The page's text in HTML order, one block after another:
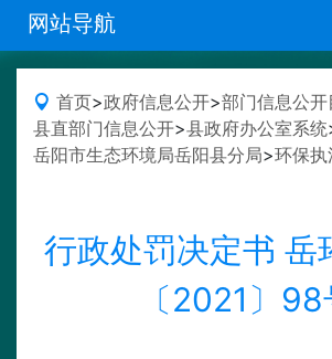
网站导航
首页>政府信息公开>部门信息公开
县直部门信息公开>县政府办公室系统
岳阳市生态环境局岳阳县分局>环保执
行政处罚决定书 岳
〔2021〕98